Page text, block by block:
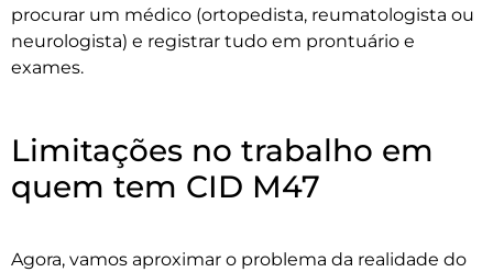
procurar um médico (ortopedista, reumatologista ou
neurologista) e registrar tudo em prontuário e
exames.
Limitações no trabalho em
quem tem CID M47
Agora, vamos aproximar o problema da realidade do